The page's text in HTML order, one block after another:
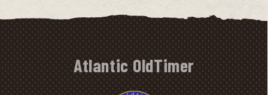
Atlantic OldTimer